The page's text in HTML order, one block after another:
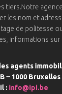
tiers.Notre
les nom et
de politesse
informations
agents
– 1000 Bruxelles
: info@ipi.be